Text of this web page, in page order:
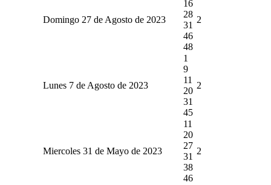
Domingo 27 de Agosto de 2023
16
28
31
46
48
2
Lunes 7 de Agosto de 2023
1
9
11
20
31
45
2
Miercoles 31 de Mayo de 2023
11
20
27
31
38
46
2